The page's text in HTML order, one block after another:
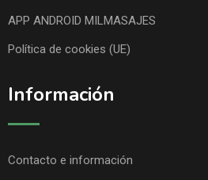
APP ANDROID MILMASAJES
Política de cookies (UE)
Información
Contacto e información